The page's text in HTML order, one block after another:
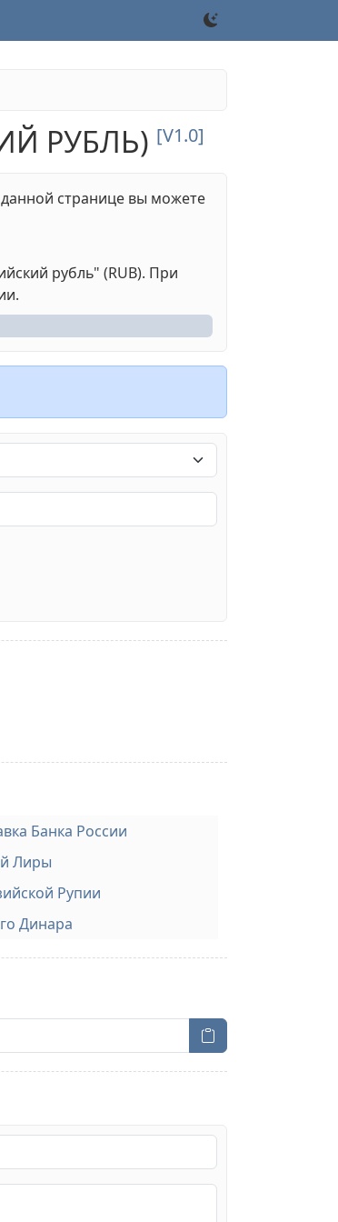
РУБЛЬ) [V1.0]
странице вы можете
рубль" (RUB). При
Банка России
Лиры
Рупии
Динара